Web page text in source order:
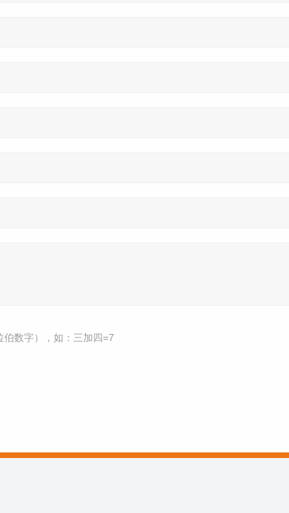
数字），如：三加四=7